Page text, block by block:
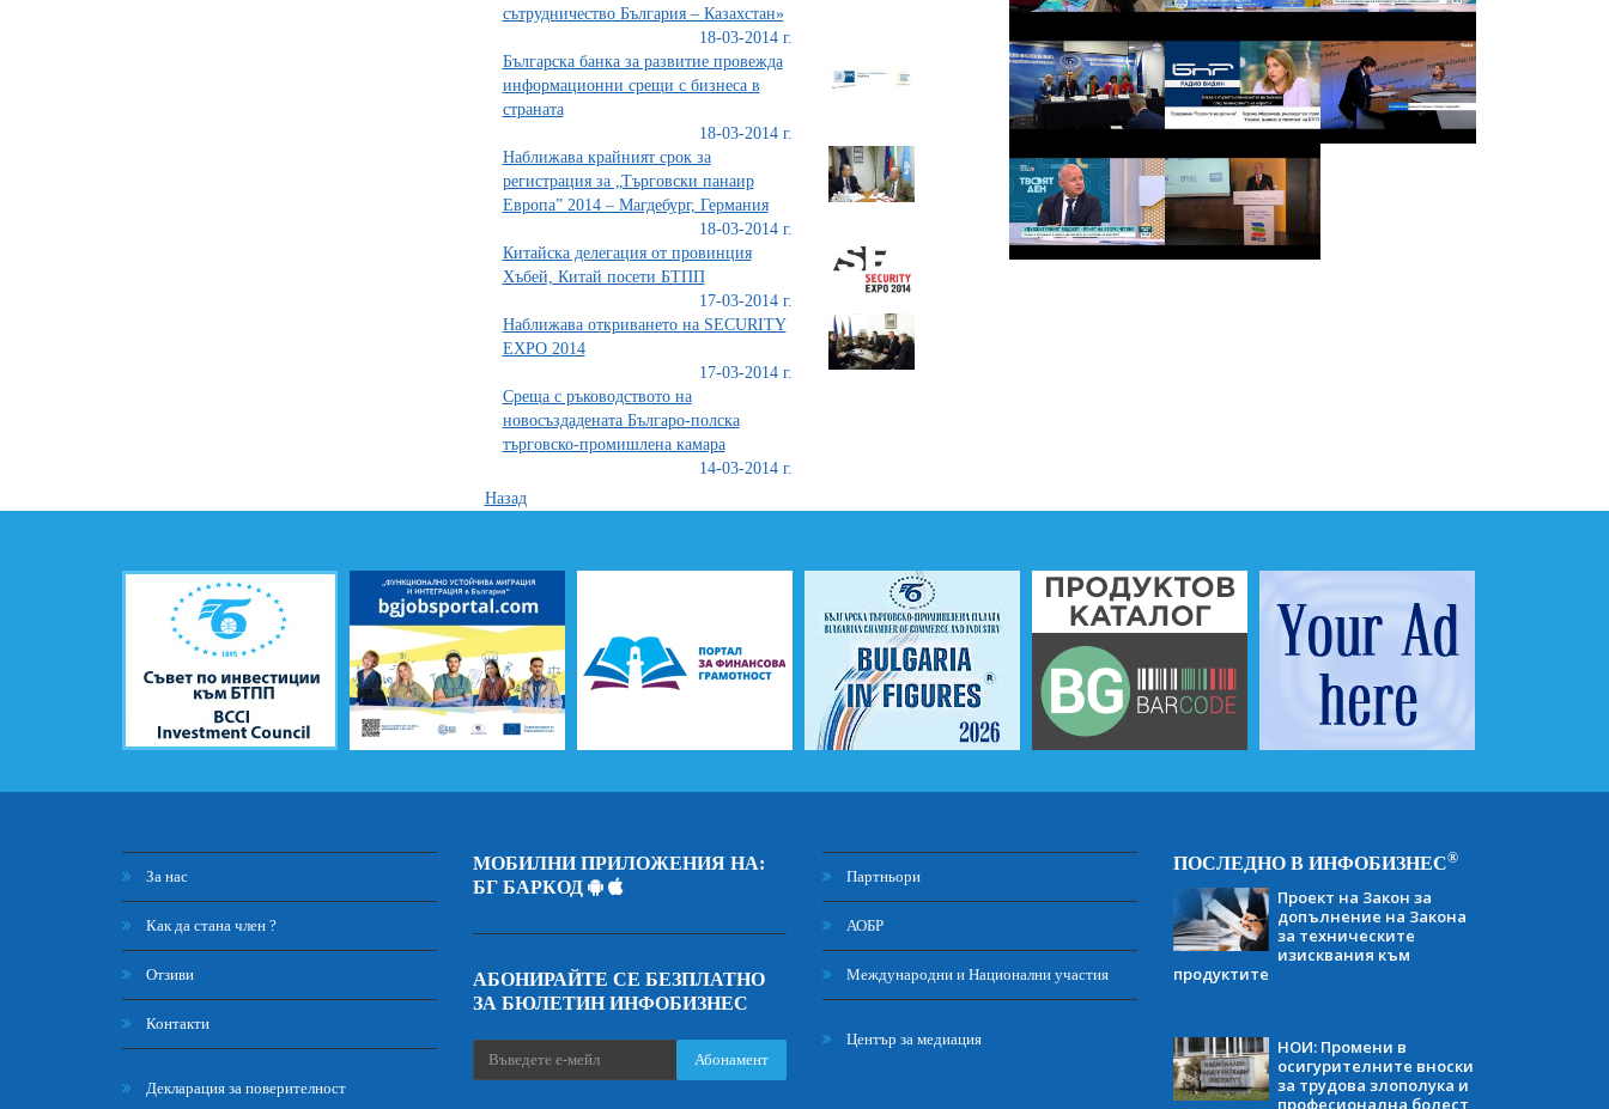
сътрудничество България – Казахстан»
18-03-2014 г.
Българска банка за развитие провежда
информационни срещи с бизнеса в
страната
18-03-2014 г.
Наближава крайният срок за
регистрация за „Търговски панаир
Европа” 2014 – Магдебург, Германия
18-03-2014 г.
Китайска делегация от провинция
Хъбей, Китай посети БТПП
17-03-2014 г.
Наближава откриването на SECURITY
EXPO 2014
17-03-2014 г.
Среща с ръководството на
новосъздадената Българо-полска
търговско-промишлена камара
14-03-2014 г.
Назад
За нас
Как да стана член ?
Отзиви
Контакти
Декларация за поверителност
МОБИЛНИ ПРИЛОЖЕНИЯ НА:
БГ БАРКОД
АБОНИРАЙТЕ СЕ БЕЗПЛАТНО
ЗА БЮЛЕТИН ИНФОБИЗНЕС
Абонамент
Партньори
АОБР
Международни и Национални участия
Център за медиация
ПОСЛЕДНО В ИНФОБИЗНЕС®
Проект на Закон за
допълнение на Закона
за техническите
изисквания към
продуктите
НОИ: Промени в
осигурителните вноски
за трудова злополука и
професионална болест